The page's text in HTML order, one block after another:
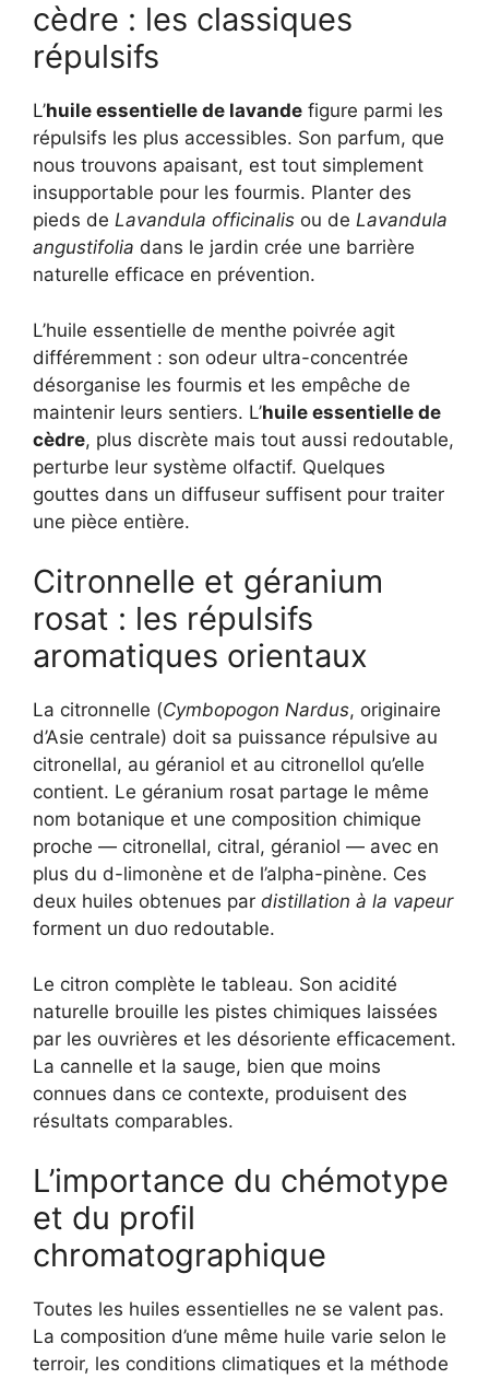
cèdre : les classiques
répulsifs
L’huile essentielle de lavande figure parmi les
répulsifs les plus accessibles. Son parfum, que
nous trouvons apaisant, est tout simplement
insupportable pour les fourmis. Planter des
pieds de Lavandula officinalis ou de Lavandula
angustifolia dans le jardin crée une barrière
naturelle efficace en prévention.
L’huile essentielle de menthe poivrée agit
différemment : son odeur ultra-concentrée
désorganise les fourmis et les empêche de
maintenir leurs sentiers. L’huile essentielle de
cèdre, plus discrète mais tout aussi redoutable,
perturbe leur système olfactif. Quelques
gouttes dans un diffuseur suffisent pour traiter
une pièce entière.
Citronnelle et géranium
rosat : les répulsifs
aromatiques orientaux
La citronnelle (Cymbopogon Nardus, originaire
d’Asie centrale) doit sa puissance répulsive au
citronellal, au géraniol et au citronellol qu’elle
contient. Le géranium rosat partage le même
nom botanique et une composition chimique
proche — citronellal, citral, géraniol — avec en
plus du d-limonène et de l’alpha-pinène. Ces
deux huiles obtenues par distillation à la vapeur
forment un duo redoutable.
Le citron complète le tableau. Son acidité
naturelle brouille les pistes chimiques laissées
par les ouvrières et les désoriente efficacement.
La cannelle et la sauge, bien que moins
connues dans ce contexte, produisent des
résultats comparables.
L’importance du chémotype
et du profil
chromatographique
Toutes les huiles essentielles ne se valent pas.
La composition d’une même huile varie selon le
terroir, les conditions climatiques et la méthode